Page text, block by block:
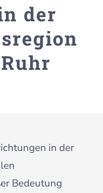
der
in der
Bedeutung